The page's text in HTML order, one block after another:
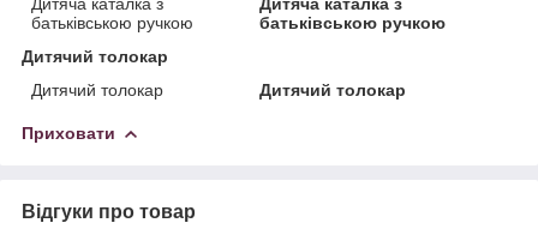
батьківською ручкою
батьківською ручкою
Дитячий толокар
Дитячий толокар
Дитячий толокар
Приховати
Відгуки про товар